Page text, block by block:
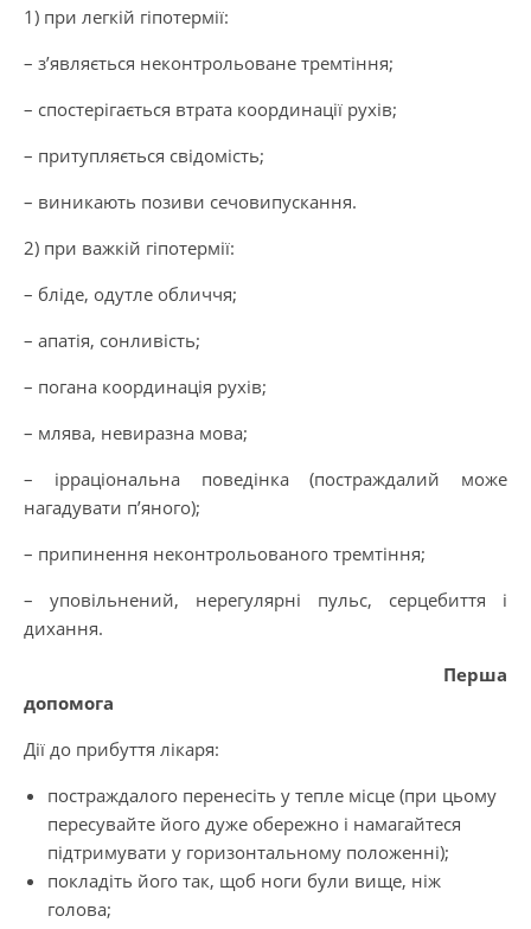
1) при легкій гіпотермії:
– з’являється неконтрольоване тремтіння;
– спостерігається втрата координації рухів;
– притупляється свідомість;
– виникають позиви сечовипускання.
2) при важкій гіпотермії:
– бліде, одутле обличчя;
– апатія, сонливість;
– погана координація рухів;
– млява, невиразна мова;
– ірраціональна поведінка (постраждалий може
нагадувати п’яного);
– припинення неконтрольованого тремтіння;
– уповільнений, нерегулярні пульс, серцебиття і
дихання.
Перша
допомога
Дії до прибуття лікаря:
постраждалого перенесіть у тепле місце (при цьому
пересувайте його дуже обережно і намагайтеся
підтримувати у горизонтальному положенні);
покладіть його так, щоб ноги були вище, ніж
голова;